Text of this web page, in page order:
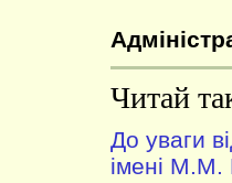
Читай
До уваги
імені М.М.